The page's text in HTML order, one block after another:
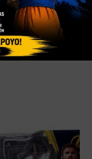
0,9 kg